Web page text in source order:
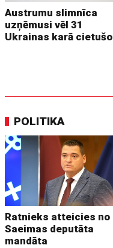
Austrumu slimnīca
uzņēmusi vēl 31
Ukrainas karā cietušo
POLITIKA
Ratnieks atteicies no
Saeimas deputāta
mandāta